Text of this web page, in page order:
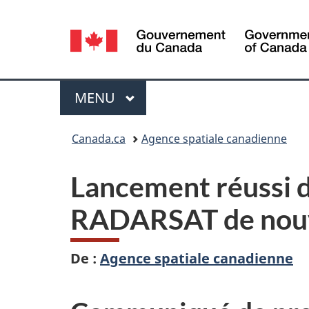
Sélection
de
la
langue
Menu
MENU PRINCIPAL
Canada.ca Agence spatiale canadienne
Lancement réussi
RADARSAT de
De : Agence spatiale canadienne